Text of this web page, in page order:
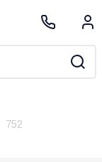
752